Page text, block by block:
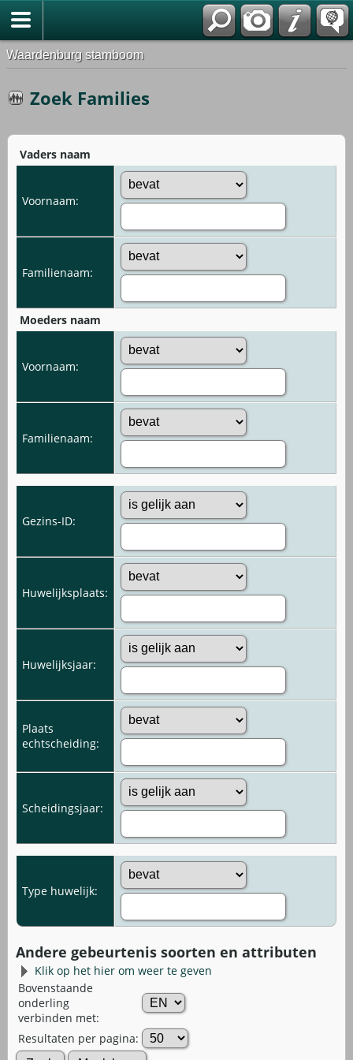
Waardenburg stamboom
Zoek Families
Vaders naam
Voornaam:
Familienaam:
Moeders naam
Voornaam:
Familienaam:
Gezins-ID:
Huwelijksplaats:
Huwelijksjaar:
Plaats
echtscheiding:
Scheidingsjaar:
Type huwelijk:
Andere gebeurtenis soorten en attributen
Klik op het hier om weer te geven
Bovenstaande
onderling
verbinden met:
Resultaten per pagina: